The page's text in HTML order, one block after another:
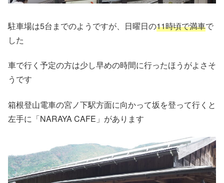
駐車場は5台までのようですが、日曜日の11時頃で満車で
した
車で行く予定の方は少し早めの時間に行ったほうがよさそ
うです
箱根登山電車の宮ノ下駅方面に向かって坂を登って行くと
左手に「NARAYA CAFE」があります